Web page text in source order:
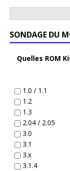
SONDAGE DU
Quelles ROM
1.0 / 1.1
1.2
1.3
2.04 / 2.05
3.0
3.1
3.x
3.1.4